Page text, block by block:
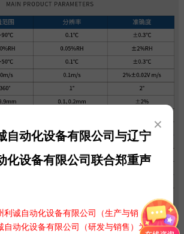
×
自动化设备有限公司与辽宁
化设备有限公司联合郑重声
诚自动化设备有限公司（生产与销
自动化设备有限公司（研发与销售）为